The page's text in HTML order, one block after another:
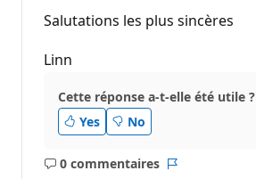
Salutations les plus sincères
Linn
Cette réponse a-t-elle été utile ?
Yes
No
0 commentaires
Aucun